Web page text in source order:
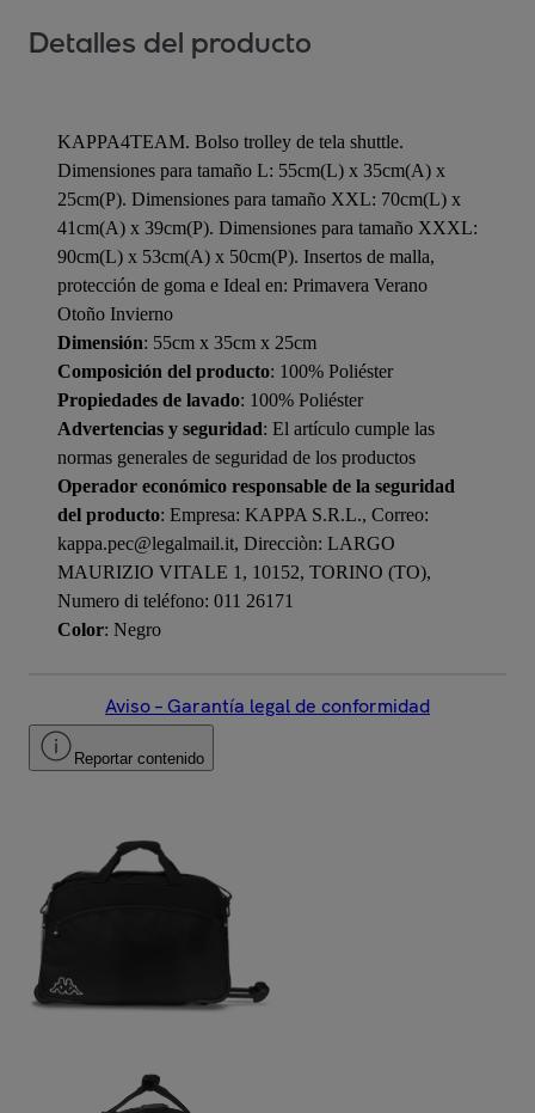
Detalles del producto
KAPPA4TEAM. Bolso trolley de tela shuttle.
Dimensiones para tamaño L: 55cm(L) x 35cm(A) x
25cm(P). Dimensiones para tamaño XXL: 70cm(L) x
41cm(A) x 39cm(P). Dimensiones para tamaño XXXL:
90cm(L) x 53cm(A) x 50cm(P). Insertos de malla,
protección de goma e Ideal en: Primavera Verano
Otoño Invierno
Dimensión: 55cm x 35cm x 25cm
Composición del producto: 100% Poliéster
Propiedades de lavado: 100% Poliéster
Advertencias y seguridad: El artículo cumple las
normas generales de seguridad de los productos
Operador económico responsable de la seguridad
del producto: Empresa: KAPPA S.R.L., Correo:
kappa.pec@legalmail.it, Direcciòn: LARGO
MAURIZIO VITALE 1, 10152, TORINO (TO),
Numero di teléfono: 011 26171
Color: Negro
Aviso – Garantía legal de conformidad
Reportar contenido